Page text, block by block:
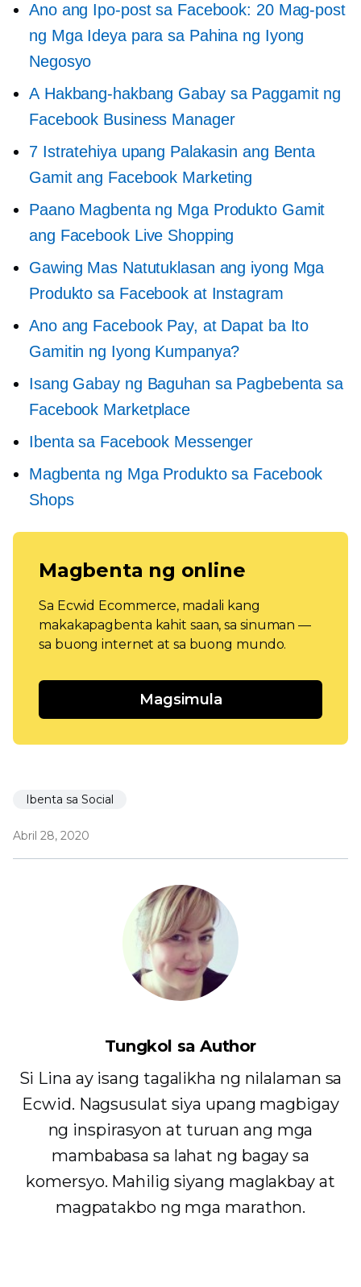
Ano ang Ipo-post sa Facebook: 20 Mag-post
ng Mga Ideya para sa Pahina ng Iyong
Negosyo
A Hakbang-hakbang Gabay sa Paggamit ng
Facebook Business Manager
7 Istratehiya upang Palakasin ang Benta
Gamit ang Facebook Marketing
Paano Magbenta ng Mga Produkto Gamit
ang Facebook Live Shopping
Gawing Mas Natutuklasan ang iyong Mga
Produkto sa Facebook at Instagram
Ano ang Facebook Pay, at Dapat ba Ito
Gamitin ng Iyong Kumpanya?
Isang Gabay ng Baguhan sa Pagbebenta sa
Facebook Marketplace
Ibenta sa Facebook Messenger
Magbenta ng Mga Produkto sa Facebook
Shops
Magbenta ng online
Sa Ecwid Ecommerce, madali kang
makakapagbenta kahit saan, sa sinuman —
sa buong internet at sa buong mundo.
Magsimula
Ibenta sa Social
Abril 28, 2020
Tungkol sa Author
Si Lina ay isang tagalikha ng nilalaman sa
Ecwid. Nagsusulat siya upang magbigay
ng inspirasyon at turuan ang mga
mambabasa sa lahat ng bagay sa
komersyo. Mahilig siyang maglakbay at
magpatakbo ng mga marathon.